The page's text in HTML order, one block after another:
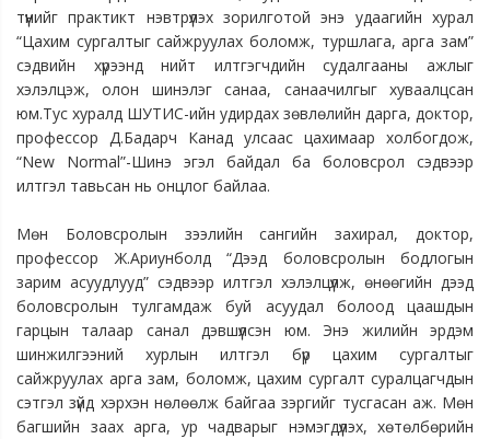
түүнийг практикт нэвтрүүлэх зорилготой энэ удаагийн хурал
“Цахим сургалтыг сайжруулах боломж, туршлага, арга зам”
сэдвийн хүрээнд нийт илтгэгчдийн судалгааны ажлыг
хэлэлцэж, олон шинэлэг санаа, санаачилгыг хуваалцсан
юм.Тус хуралд ШУТИС-ийн удирдах зөвлөлийн дарга, доктор,
профессор Д.Бадарч Канад улсаас цахимаар холбогдож,
“New Normal”-Шинэ эгэл байдал ба боловсрол сэдвээр
илтгэл тавьсан нь онцлог байлаа.
Мөн Боловсролын зээлийн сангийн захирал, доктор,
профессор Ж.Ариунболд “Дээд боловсролын бодлогын
зарим асуудлууд” сэдвээр илтгэл хэлэлцүүлж, өнөөгийн дээд
боловсролын тулгамдаж буй асуудал болоод цаашдын
гарцын талаар санал дэвшүүлсэн юм. Энэ жилийн эрдэм
шинжилгээний хурлын илтгэл бүр цахим сургалтыг
сайжруулах арга зам, боломж, цахим сургалт суралцагчдын
сэтгэл зүйд хэрхэн нөлөөлж байгаа зэргийг тусгасан аж. Мөн
багшийн заах арга, ур чадварыг нэмэгдүүлэх, хөтөлбөрийн